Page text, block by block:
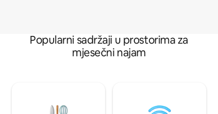
Popularni sadržaji u prostorima za
mjesečni najam